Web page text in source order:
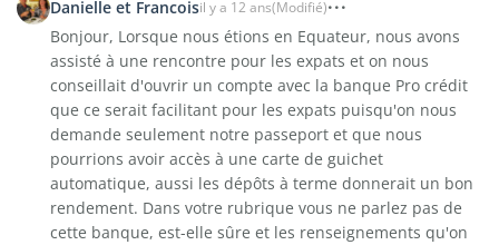
Danielle et Francoisil y a 12 ans(Modifié)
Bonjour, Lorsque nous étions en Equateur, nous avons
assisté à une rencontre pour les expats et on nous
conseillait d'ouvrir un compte avec la banque Pro crédit
que ce serait facilitant pour les expats puisqu'on nous
demande seulement notre passeport et que nous
pourrions avoir accès à une carte de guichet
automatique, aussi les dépôts à terme donnerait un bon
rendement. Dans votre rubrique vous ne parlez pas de
cette banque, est-elle sûre et les renseignements qu'on